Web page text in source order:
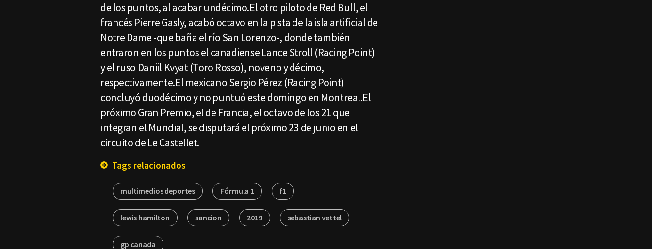
de los puntos, al acabar undécimo.El otro piloto de Red Bull, el
francés Pierre Gasly, acabó octavo en la pista de la isla artificial de
Notre Dame -que baña el río San Lorenzo-, donde también
entraron en los puntos el canadiense Lance Stroll (Racing Point)
y el ruso Daniil Kvyat (Toro Rosso), noveno y décimo,
respectivamente.El mexicano Sergio Pérez (Racing Point)
concluyó duodécimo y no puntuó este domingo en Montreal.El
próximo Gran Premio, el de Francia, el octavo de los 21 que
integran el Mundial, se disputará el próximo 23 de junio en el
circuito de Le Castellet.
Tags relacionados
multimedios deportes Fórmula 1 f1
lewis hamilton sancion 2019 sebastian vettel
gp canada